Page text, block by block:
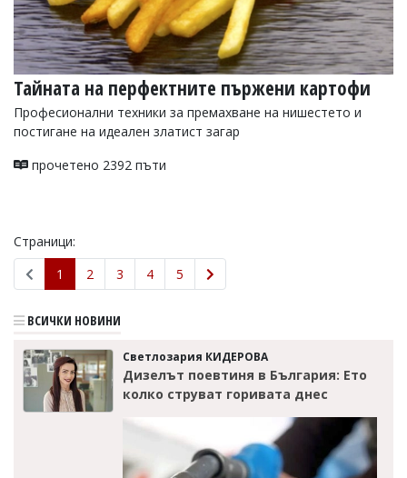
Тайната на перфектните пържени картофи
Професионални техники за премахване на нишестето и
постигане на идеален златист загар
прочетено 2392 пъти
Страници:
1
2 3 4 5
ВСИЧКИ НОВИНИ
Светлозария КИДЕРОВА
Дизелът поевтиня в България: Ето
колко струват горивата днес